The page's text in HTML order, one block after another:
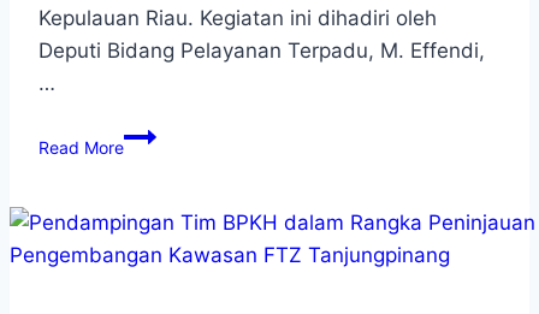
Kepulauan Riau. Kegiatan ini dihadiri oleh
Deputi Bidang Pelayanan Terpadu, M. Effendi,
…
Read More